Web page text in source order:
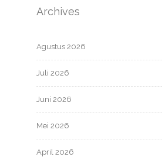
Archives
Agustus 2026
Juli 2026
Juni 2026
Mei 2026
April 2026